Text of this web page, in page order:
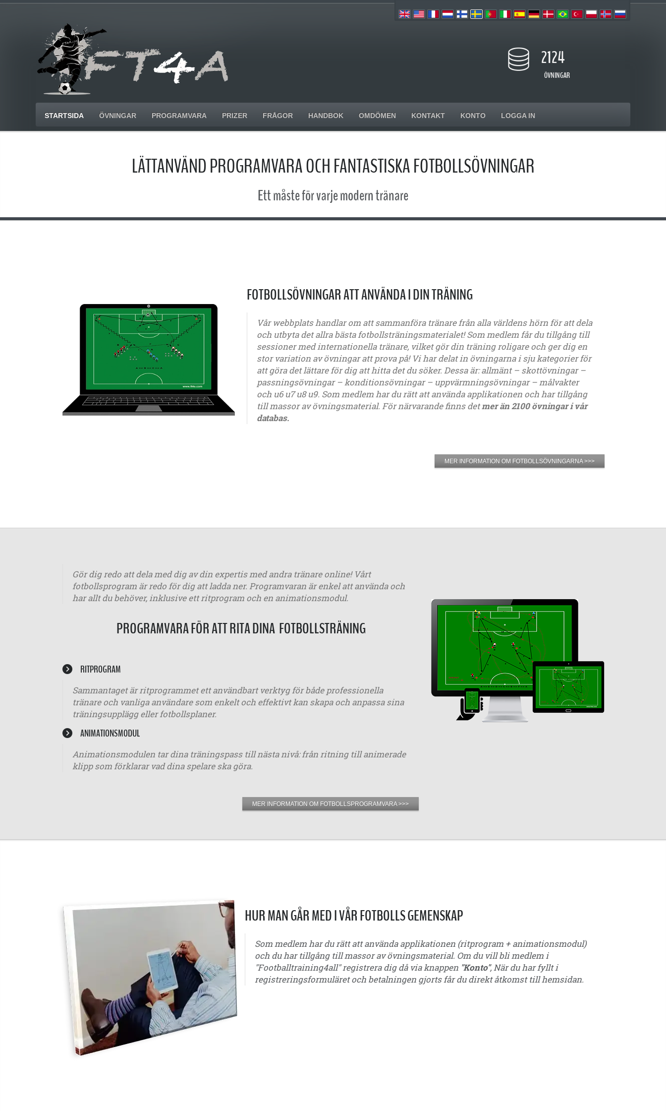
2124
ÖVNINGAR
STARTSIDA ÖVNINGAR PROGRAMVARA PRIZER FRÅGOR HANDBOK OMDÖMEN KONTAKT KONTO LOGGA IN
LÄTTANVÄND PROGRAMVARA OCH FANTASTISKA FOTBOLLSÖVNINGAR
Ett måste för varje modern tränare
FOTBOLLSÖVNINGAR ATT ANVÄNDA I DIN TRÄNING
Vår webbplats handlar om att sammanföra tränare från alla världens hörn för att dela
och utbyta det allra bästa fotbollsträningsmaterialet! Som medlem får du tillgång till
sessioner med internationella tränare, vilket gör din träning roligare och ger dig en
stor variation av övningar att prova på! Vi har delat in övningarna i sju kategorier för
att göra det lättare för dig att hitta det du söker. Dessa är: allmänt – skottövningar –
passningsövningar – konditionsövningar – uppvärmningsövningar – målvakter
och u6 u7 u8 u9. Som medlem har du rätt att använda applikationen och har tillgång
till massor av övningsmaterial. För närvarande finns detmer än 2100 övningar i vår
databas.
MER INFORMATION OM FOTBOLLSÖVNINGARNA >>>
Gör dig redo att dela med dig av din expertis med andra tränare online! Vårt
fotbollsprogram är redo för dig att ladda ner. Programvaran är enkel att använda och
har allt du behöver, inklusive ett ritprogram och en animationsmodul.
PROGRAMVARA FÖR ATT RITA DINA FOTBOLLSTRÄNING
RITPROGRAM
Sammantaget är ritprogrammet ett användbart verktyg för både professionella
tränare och vanliga användare som enkelt och effektivt kan skapa och anpassa sina
träningsupplägg eller fotbollsplaner.
ANIMATIONSMODUL
Animationsmodulen tar dina träningspass till nästa nivå: från ritning till animerade
klipp som förklarar vad dina spelare ska göra.
MER INFORMATION OM FOTBOLLSPROGRAMVARA >>>
HUR MAN GÅR MED I VÅR FOTBOLLS GEMENSKAP
Som medlem har du rätt att använda applikationen (ritprogram + animationsmodul)
och du har tillgång till massor av övningsmaterial. Om du vill bli medlem i
"Footballtraining4all" registrera dig då via knappen "Konto", När du har fyllt i
registreringsformuläret och betalningen gjorts får du direkt åtkomst till hemsidan.